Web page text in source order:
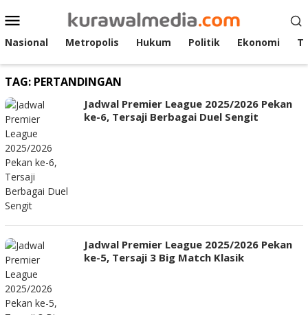
ke
konten
Menu
Mobile
Nasional Metropolis Hukum Politik Ekonomi
TAG: PERTANDINGAN
Jadwal Premier League 2025/2026 Pekan
ke-6, Tersaji Berbagai Duel Sengit
Jadwal Premier League 2025/2026 Pekan
ke-5, Tersaji 3 Big Match Klasik